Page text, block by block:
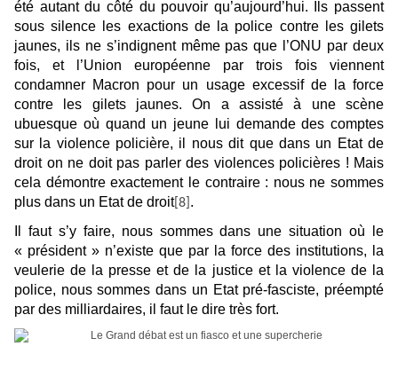
été autant du côté du pouvoir qu’aujourd’hui. Ils passent
sous silence les exactions de la police contre les gilets
jaunes, ils ne s’indignent même pas que l’ONU par deux
fois, et l’Union européenne par trois fois viennent
condamner Macron pour un usage excessif de la force
contre les gilets jaunes. On a assisté à une scène
ubuesque où quand un jeune lui demande des comptes
sur la violence policière, il nous dit que dans un Etat de
droit on ne doit pas parler des violences policières ! Mais
cela démontre exactement le contraire : nous ne sommes
plus dans un Etat de droit[8] .
Il faut s’y faire, nous sommes dans une situation où le
« président » n’existe que par la force des institutions, la
veulerie de la presse et de la justice et la violence de la
police, nous sommes dans un Etat pré-fasciste, préempté
par des milliardaires, il faut le dire très fort.